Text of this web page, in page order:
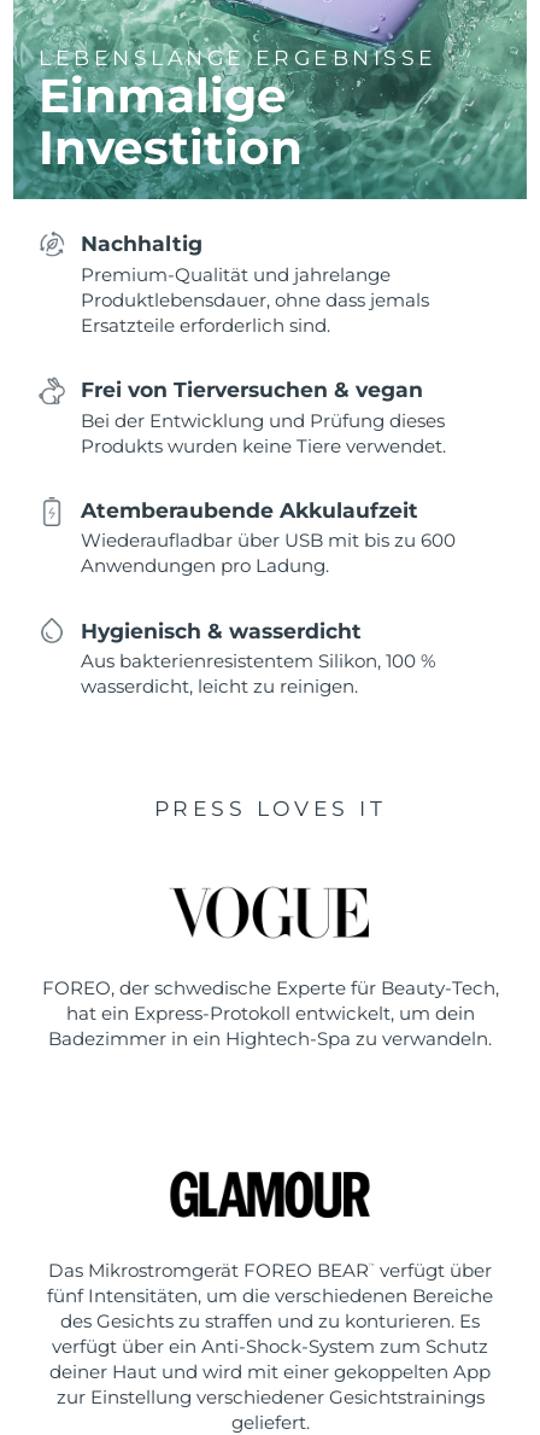
LEBENSLANGE ERGEBNISSE
Einmalige
Investition
Nachhaltig
Premium-Qualität und jahrelange
Produktlebensdauer, ohne dass jemals
Ersatzteile erforderlich sind.
Frei von Tierversuchen & vegan
Bei der Entwicklung und Prüfung dieses
Produkts wurden keine Tiere verwendet.
Atemberaubende Akkulaufzeit
Wiederaufladbar über USB mit bis zu 600
Anwendungen pro Ladung.
Hygienisch & wasserdicht
Aus bakterienresistentem Silikon, 100 %
wasserdicht, leicht zu reinigen.
PRESS LOVES IT
FOREO, der schwedische Experte für Beauty-Tech,
hat ein Express-Protokoll entwickelt, um dein
Badezimmer in ein Hightech-Spa zu verwandeln.
Das Mikrostromgerät FOREO BEAR ™
verfügt über
fünf Intensitäten, um die verschiedenen Bereiche
des Gesichts zu straffen und zu konturieren. Es
verfügt über ein Anti-Shock-System zum Schutz
deiner Haut und wird mit einer gekoppelten App
zur Einstellung verschiedener Gesichtstrainings
geliefert.